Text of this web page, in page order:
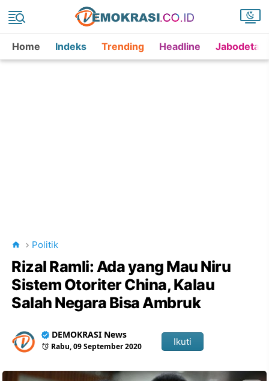
Home Indeks Trending Headline
Politik
Rizal Ramli: Ada yang Mau Niru
Sistem Otoriter China, Kalau
Salah Negara Bisa Ambruk
DEMOKRASI News
Rabu, 09 September 2020 Ikuti